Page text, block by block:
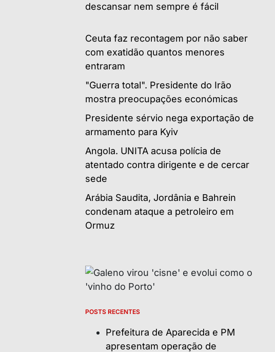
descansar nem sempre é fácil
Ceuta faz recontagem por não saber
com exatidão quantos menores
entraram
"Guerra total". Presidente do Irão
mostra preocupações económicas
Presidente sérvio nega exportação de
armamento para Kyiv
Angola. UNITA acusa polícia de
atentado contra dirigente e de cercar
sede
Arábia Saudita, Jordânia e Bahrein
condenam ataque a petroleiro em
Ormuz
POSTS RECENTES
Prefeitura de Aparecida e PM
apresentam operação de